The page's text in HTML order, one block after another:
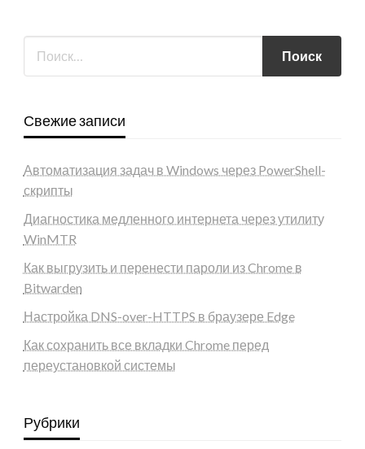
Свежие записи
Автоматизация задач в Windows через PowerShell-
скрипты
Диагностика медленного интернета через утилиту
WinMTR
Как выгрузить и перенести пароли из Chrome в
Bitwarden
Настройка DNS-over-HTTPS в браузере Edge
Как сохранить все вкладки Chrome перед
переустановкой системы
Рубрики